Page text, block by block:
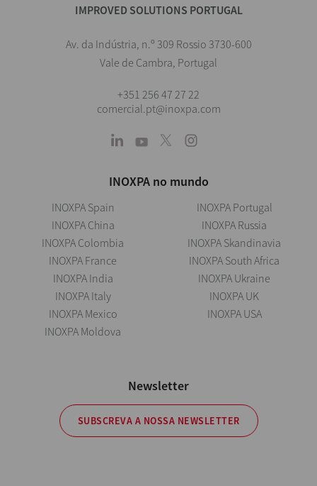
IMPROVED SOLUTIONS PORTUGAL
Av. da Indústria, n.º 309 Rossio 3730-600
Vale de Cambra, Portugal
+351 256 47 27 22
comercial.pt@inoxpa.com
INOXPA no mundo
INOXPA Spain
INOXPA China
INOXPA Colombia
INOXPA France
INOXPA India
INOXPA Italy
INOXPA Mexico
INOXPA Moldova
INOXPA Portugal
INOXPA Russia
INOXPA Skandinavia
INOXPA South Africa
INOXPA Ukraine
INOXPA UK
INOXPA USA
Newsletter
SUBSCREVA A NOSSA NEWSLETTER